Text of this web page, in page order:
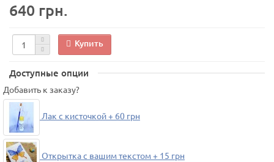
640 грн.
Купить
Доступные опции
Добавить к заказу?
Лак с кисточкой + 60 грн
Открытка с вашим текстом + 15 грн